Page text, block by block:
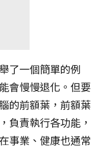
了一個簡單的例
會慢慢退化。但要
的前額葉，前額葉
負責執行各功能，
事業、健康也通常